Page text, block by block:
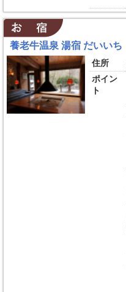
養老牛温泉 湯宿 だいいち
住所
ポイン
ト